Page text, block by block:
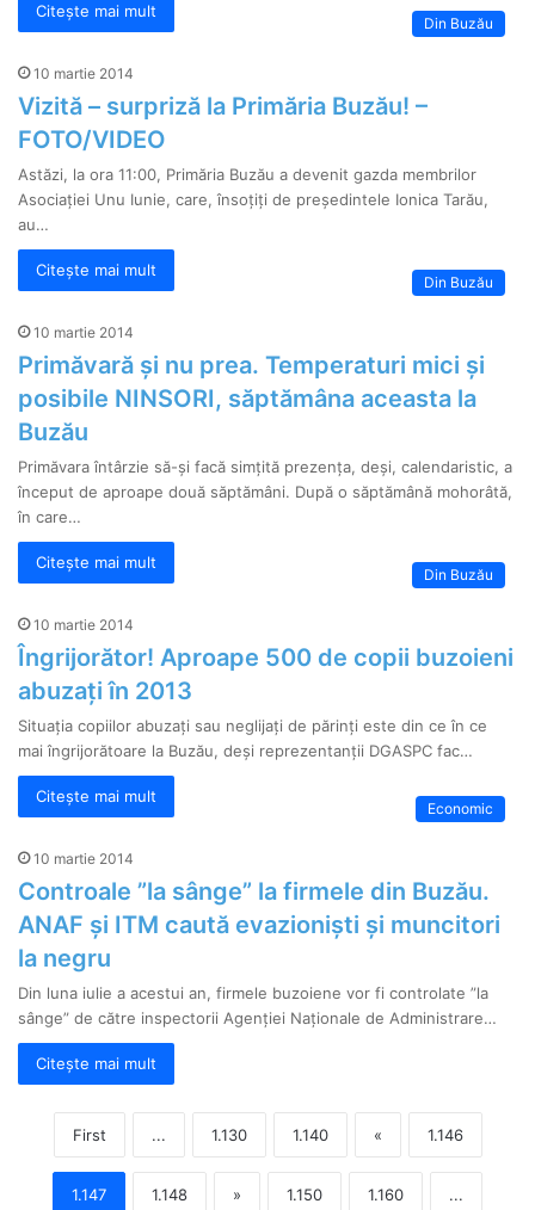
Citește mai mult
Din Buzău
10 martie 2014
Vizită – surpriză la Primăria Buzău! –
FOTO/VIDEO
Astăzi, la ora 11:00, Primăria Buzău a devenit gazda membrilor
Asociației Unu Iunie, care, însoțiți de președintele Ionica Tarău,
au…
Citește mai mult
Din Buzău
10 martie 2014
Primăvară și nu prea. Temperaturi mici și
posibile NINSORI, săptămâna aceasta la
Buzău
Primăvara întârzie să-și facă simțită prezența, deși, calendaristic, a
început de aproape două săptămâni. După o săptămână mohorâtă,
în care…
Citește mai mult
Din Buzău
10 martie 2014
Îngrijorător! Aproape 500 de copii buzoieni
abuzați în 2013
Situația copiilor abuzați sau neglijați de părinți este din ce în ce
mai îngrijorătoare la Buzău, deși reprezentanții DGASPC fac…
Citește mai mult
Economic
10 martie 2014
Controale ”la sânge” la firmele din Buzău.
ANAF și ITM caută evazioniști și muncitori
la negru
Din luna iulie a acestui an, firmele buzoiene vor fi controlate ”la
sânge” de către inspectorii Agenției Naționale de Administrare…
Citește mai mult
First ... 1.130 1.140 « 1.146
1.147 1.148 » 1.150 1.160 ...